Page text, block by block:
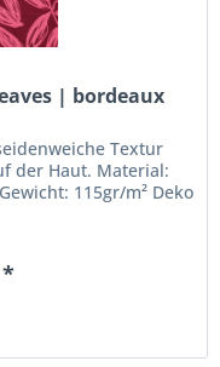
| bordeaux
Textur
der Haut. Material:
115gr/m² Deko
*